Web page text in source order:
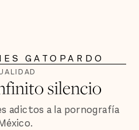
GATOPARDO
silencio
adictos a la pornografía